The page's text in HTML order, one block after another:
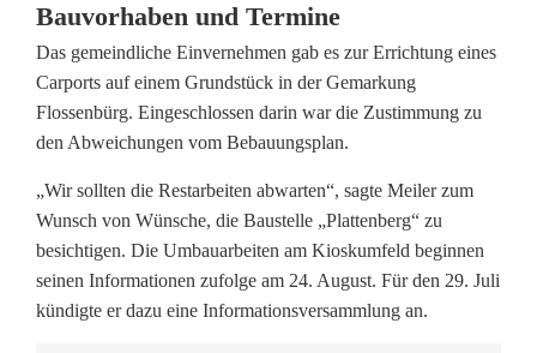
Bauvorhaben und Termine
Das gemeindliche Einvernehmen gab es zur Errichtung eines
Carports auf einem Grundstück in der Gemarkung
Flossenbürg. Eingeschlossen darin war die Zustimmung zu
den Abweichungen vom Bebauungsplan.
„Wir sollten die Restarbeiten abwarten“, sagte Meiler zum
Wunsch von Wünsche, die Baustelle „Plattenberg“ zu
besichtigen. Die Umbauarbeiten am Kioskumfeld beginnen
seinen Informationen zufolge am 24. August. Für den 29. Juli
kündigte er dazu eine Informationsversammlung an.